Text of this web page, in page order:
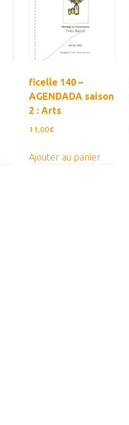
ficelle 140 –
AGENDADA saison
2 : Arts
11,00€
Ajouter au panier